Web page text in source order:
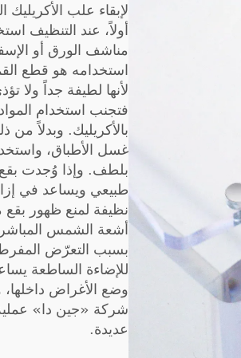
لإبقاء علب
أولاً، عند التنظيف
مناشف الورق أو
استخدامه هو قطع
لأنها لطيفة جداً ولا
فتجنب استخدام المواد
بالأكريليك. وبدلاً
غسل الأطباق،
بلطف. وإذا وُجدت بقع
طبيعي ويساعد في
نظيفة لمنع ظهور
أشعة الشمس المباشرة
بسبب التعرّض
للإضاءة الساطعة
وضع الأغراض
شركة «جين دا»
عديدة.